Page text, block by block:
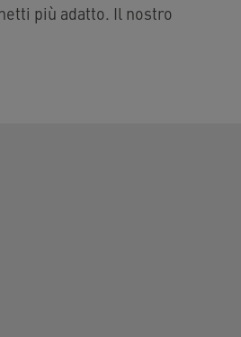
più adatto. Il nostro